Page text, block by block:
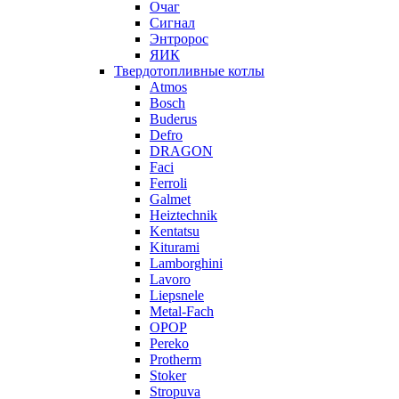
Очаг
Сигнал
Энтророс
ЯИК
Твердотопливные котлы
Atmos
Bosch
Buderus
Defro
DRAGON
Faci
Ferroli
Galmet
Heiztechnik
Kentatsu
Kiturami
Lamborghini
Lavoro
Liepsnele
Metal-Fach
OPOP
Pereko
Protherm
Stoker
Stropuva